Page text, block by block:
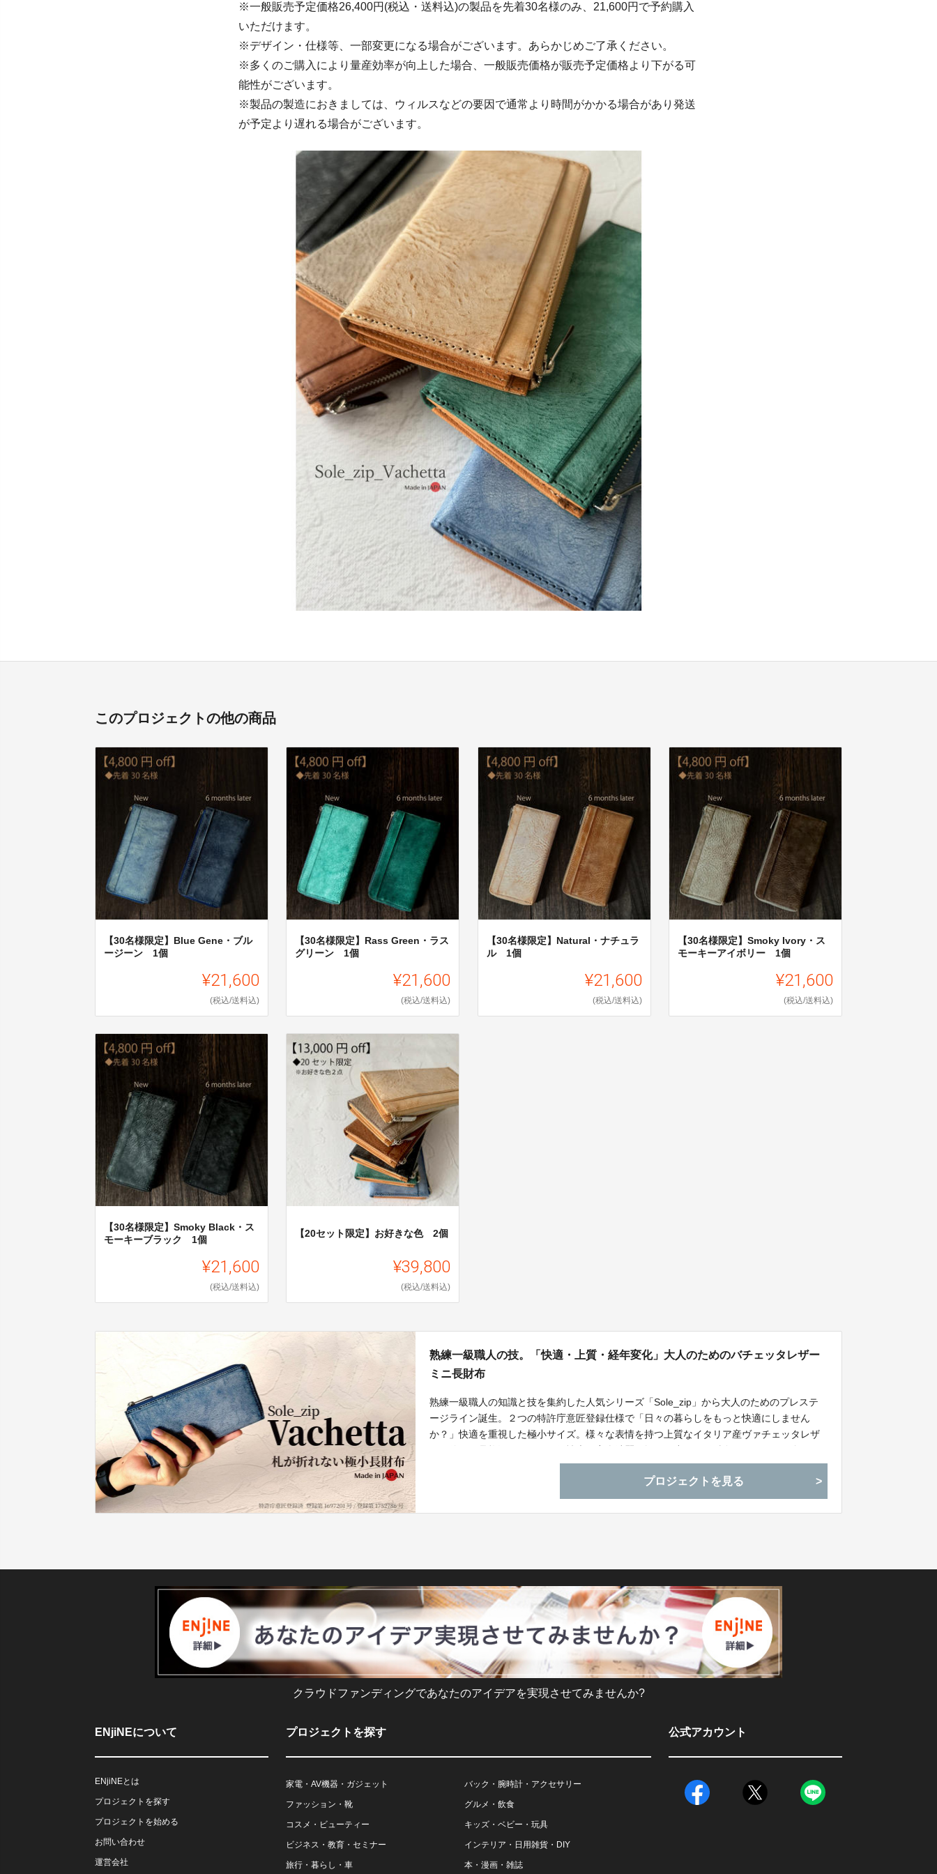
※一般販売予定価格26,400円(税込・送料込)の製品を先着30名様のみ、21,600円で予約購入
いただけます。
※デザイン・仕様等、一部変更になる場合がございます。あらかじめご了承ください。
※多くのご購入により量産効率が向上した場合、一般販売価格が販売予定価格より下がる可
能性がございます。
※製品の製造におきましては、ウィルスなどの要因で通常より時間がかかる場合があり発送
が予定より遅れる場合がございます。
このプロジェクトの他の商品
【30名様限定】Blue Gene・ブル
ージーン 1個
¥21,600
(税込/送料込)
【30名様限定】Rass Green・ラス
グリーン 1個
¥21,600
(税込/送料込)
【30名様限定】Natural・ナチュラ
ル 1個
¥21,600
(税込/送料込)
【30名様限定】Smoky Ivory・ス
モーキーアイボリー 1個
¥21,600
(税込/送料込)
【30名様限定】Smoky Black・ス
モーキーブラック 1個
¥21,600
(税込/送料込)
【20セット限定】お好きな色 2個
¥39,800
(税込/送料込)
熟練一級職人の技。「快適・上質・経年変化」大人のためのバチェッタレザー
ミニ長財布
熟練一級職人の知識と技を集約した人気シリーズ「Sole_zip」から大人のためのプレステ
ージライン誕生。２つの特許庁意匠登録仕様で「日々の暮らしをもっと快適にしません
か？」快適を重視した極小サイズ。様々な表情を持つ上質なイタリア産ヴァチェッタレザ
じ表情の製品はなく唯一無二の製品をお届けします。
プロジェクトを見る
クラウドファンディングであなたのアイデアを実現させてみませんか?
ENjiNEについて
ENjiNEとは
プロジェクトを探す
プロジェクトを始める
お問い合わせ
運営会社
プロジェクトを探す
家電・AV機器・ガジェット バック・腕時計・アクセサリー
ファッション・靴 グルメ・飲食
コスメ・ビューティー キッズ・ベビー・玩具
ビジネス・教育・セミナー インテリア・日用雑貨・DIY
旅行・暮らし・車 本・漫画・雑誌
公式アカウント